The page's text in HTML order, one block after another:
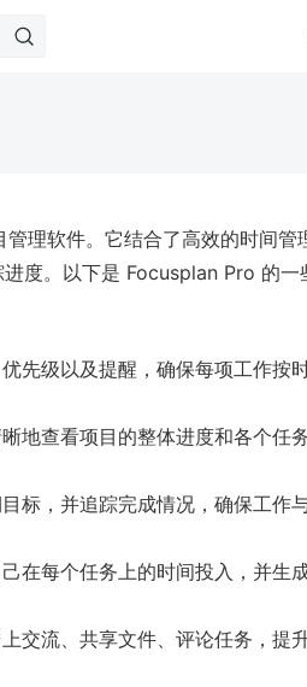
理软件。它结合了高效的时间管
度。以下是 Focusplan Pro 的一
先级以及提醒，确保每项工作按
地查看项目的整体进度和各个任
标，并追踪完成情况，确保工作
在每个任务上的时间投入，并生
交流、共享文件、评论任务，提